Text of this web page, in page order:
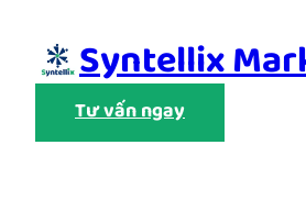
content Syntellix
Tư vấn ngay